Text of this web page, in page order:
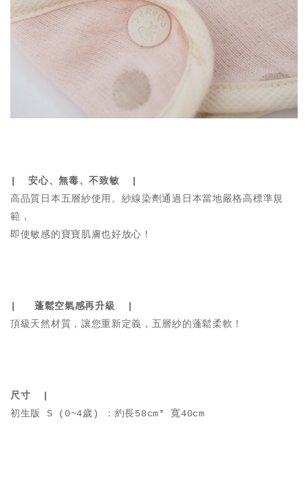
| 安心、無毒、不致敏 |
高品質日本五層紗使用。紗線染劑通過日本當地嚴格高標準規
範，
即使敏感的寶寶肌膚也好放心！
| 蓬鬆空氣感再升級 |
頂級天然材質，讓您重新定義，五層紗的蓬鬆柔軟！
尺寸 |
初生版 S (0~4歲) ：約長58cm* 寬40cm